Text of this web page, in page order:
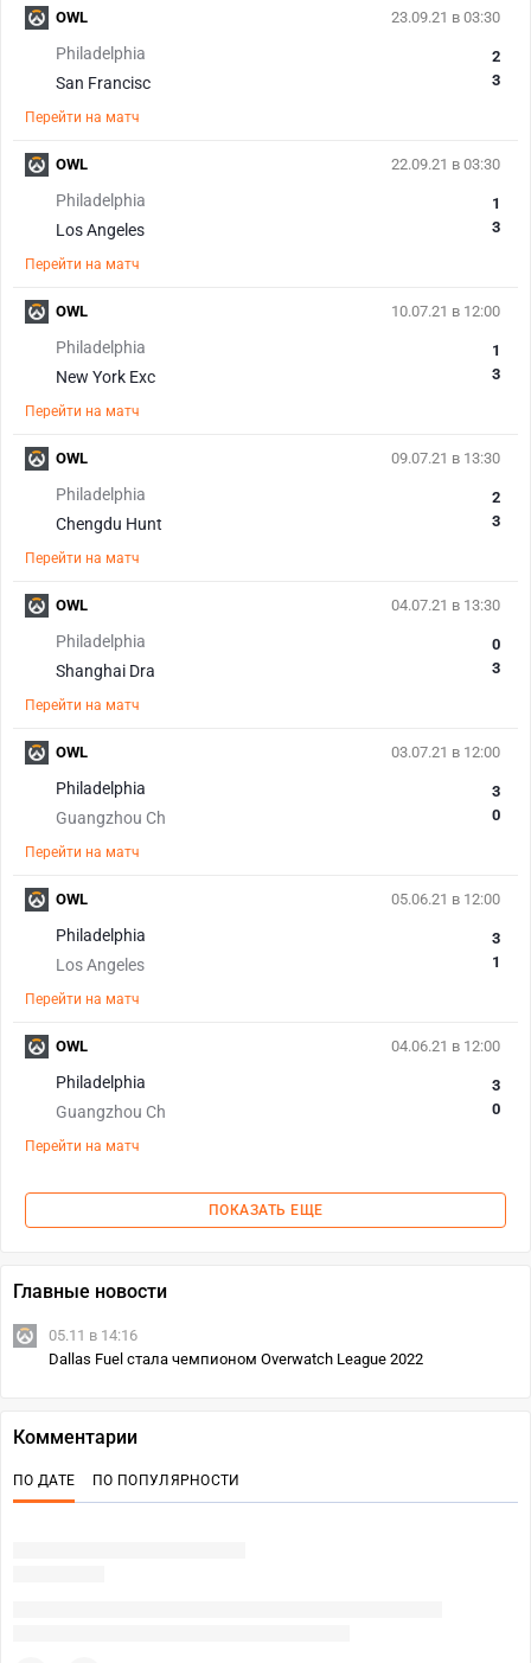
23.09.21 в 03:30
Philadelphia
San Francisc
2
3
Перейти на матч
OWL
22.09.21 в 03:30
Philadelphia
Los Angeles
1
3
Перейти на матч
OWL
10.07.21 в 12:00
Philadelphia
New York Exc
1
3
Перейти на матч
OWL
09.07.21 в 13:30
Philadelphia
Chengdu Hunt
2
3
Перейти на матч
OWL
04.07.21 в 13:30
Philadelphia
Shanghai Dra
0
3
Перейти на матч
OWL
03.07.21 в 12:00
Philadelphia
Guangzhou Ch
3
0
Перейти на матч
OWL
05.06.21 в 12:00
Philadelphia
Los Angeles
3
1
Перейти на матч
OWL
04.06.21 в 12:00
Philadelphia
Guangzhou Ch
3
0
Перейти на матч
OWL
ПОКАЗАТЬ ЕЩЕ
Главные новости
05.11 в 14:16
Dallas Fuel стала чемпионом Overwatch League 2022
Комментарии
ПО ДАТЕ ПО ПОПУЛЯРНОСТИ